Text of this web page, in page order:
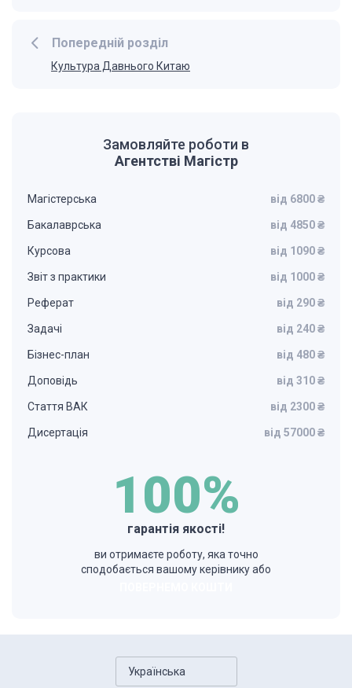
Попередній розділ
Культура Давнього Китаю
Замовляйте роботи в
Агентстві Магістр
Магістерська від 6800 ₴
Бакалаврська від 4850 ₴
Курсова від 1090 ₴
Звіт з практики від 1000 ₴
Реферат від 290 ₴
Задачі від 240 ₴
Бізнес-план від 480 ₴
Доповідь від 310 ₴
Стаття ВАК від 2300 ₴
Дисертація від 57000 ₴
100%
гарантія якості!
ви отримаєте роботу, яка точно
сподобається вашому керівнику або
Українська